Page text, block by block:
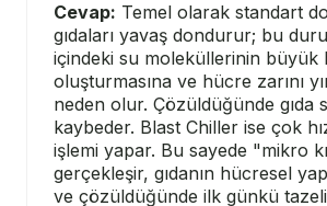
Cevap: Temel olarak standart
gıdaları yavaş dondurur; bu
içindeki su moleküllerinin büyük
oluşturmasına ve hücre zarını
neden olur. Çözüldüğünde gıda
kaybeder. Blast Chiller ise çok
işlemi yapar. Bu sayede "mikro
gerçekleşir, gıdanın hücresel
ve çözüldüğünde ilk günkü